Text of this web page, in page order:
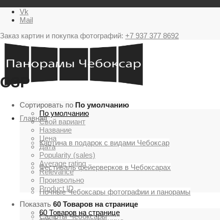
Vk
Mail
Заказ картин и покупка фотографий: +7 937 377 8692
Главная
Картина в подарок с видами Чебоксар
Фестиваль фейерверков в Чебоксарах
Ночные Чебоксары фотографии и панорамы
Салюты Чебоксары
СЗР
Сортировать по По умолчанию
По умолчанию
Свой вариант
Название
Цена
Дата
Popularity (sales)
Average rating
Relevance
Произвольно
Product ID
Показать 60 Товаров на странице
60 Товаров на странице